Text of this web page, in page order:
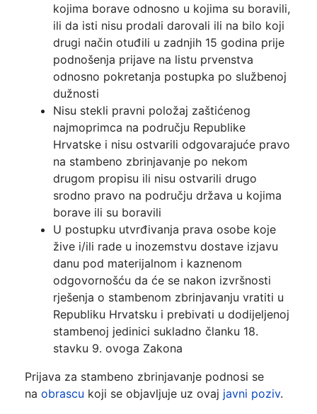
kojima borave odnosno u kojima su boravili,
ili da isti nisu prodali darovali ili na bilo koji
drugi način otuđili u zadnjih 15 godina prije
podnošenja prijave na listu prvenstva
odnosno pokretanja postupka po službenoj
dužnosti
Nisu stekli pravni položaj zaštićenog
najmoprimca na području Republike
Hrvatske i nisu ostvarili odgovarajuće pravo
na stambeno zbrinjavanje po nekom
drugom propisu ili nisu ostvarili drugo
srodno pravo na području država u kojima
borave ili su boravili
U postupku utvrđivanja prava osobe koje
žive i/ili rade u inozemstvu dostave izjavu
danu pod materijalnom i kaznenom
odgovornošću da će se nakon izvršnosti
rješenja o stambenom zbrinjavanju vratiti u
Republiku Hrvatsku i prebivati u dodijeljenoj
stambenoj jedinici sukladno članku 18.
stavku 9. ovoga Zakona
Prijava za stambeno zbrinjavanje podnosi se
na obrascu koji se objavljuje uz ovaj javni poziv.